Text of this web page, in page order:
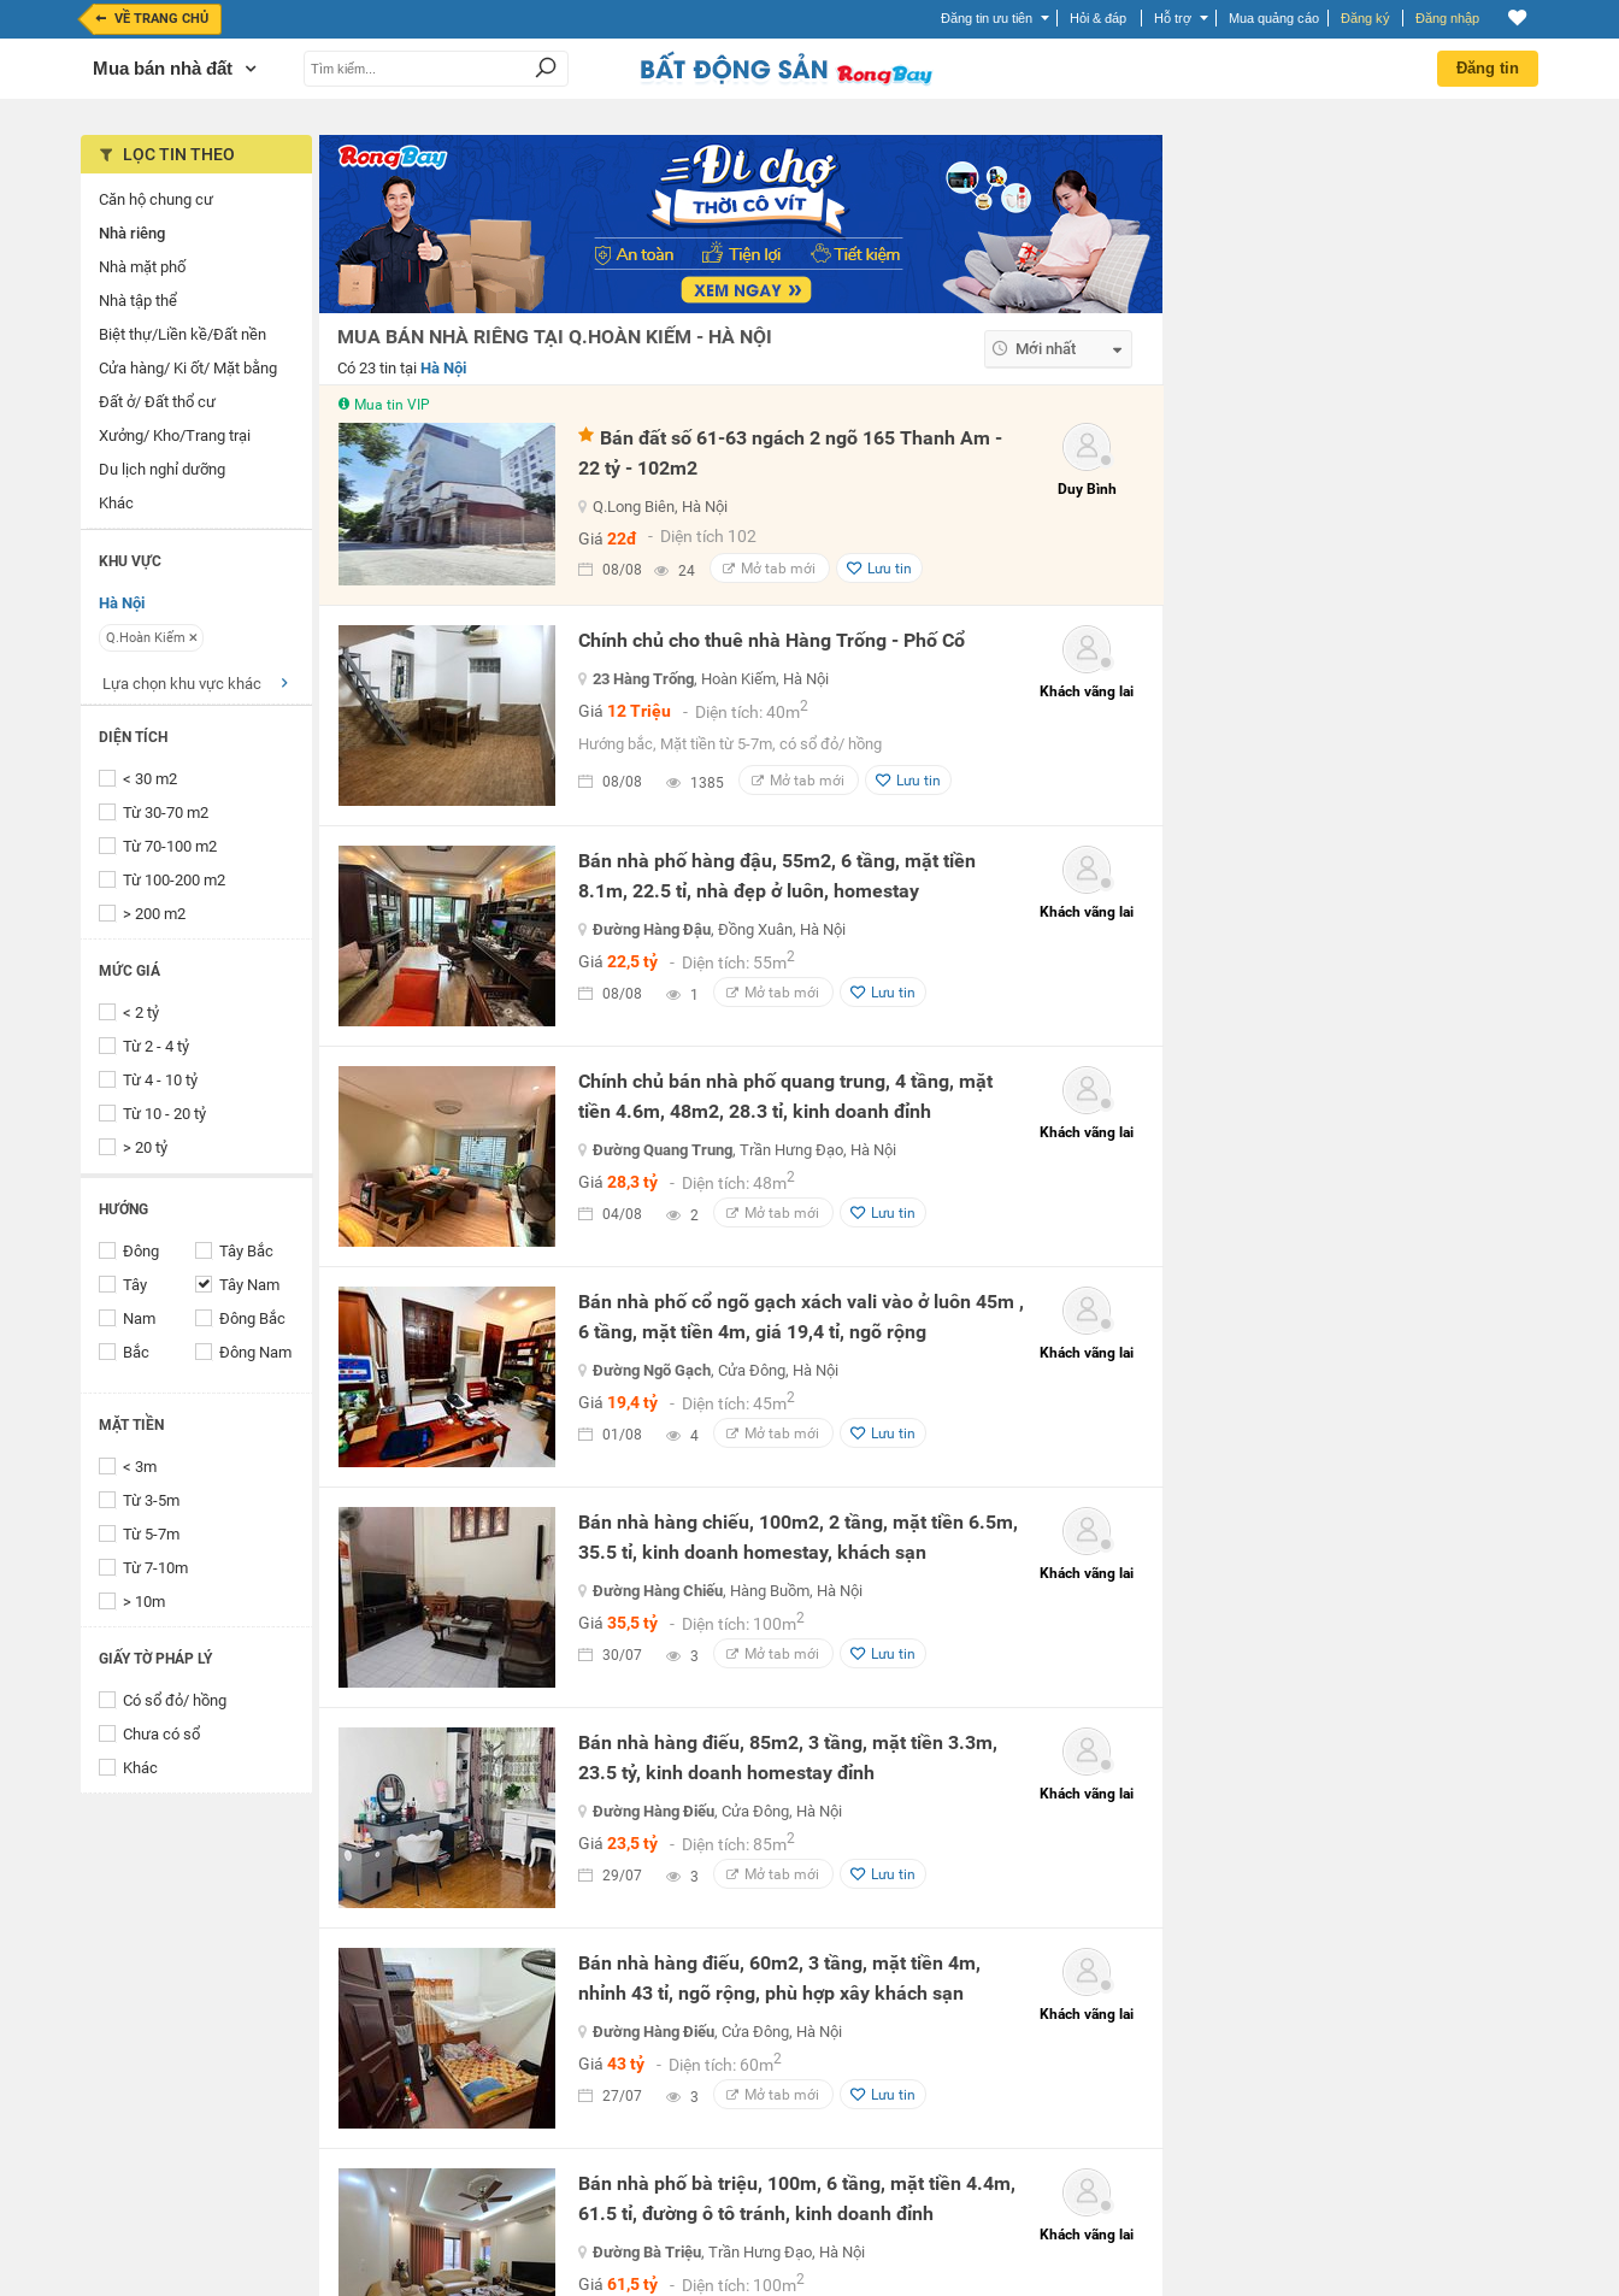
VỀ TRANG CHỦ Đăng tin ưu tiên Hỏi & đáp Hỗ trợ Mua quảng cáo Đăng ký Đăng nhập
Mua bán nhà đất Đăng tin
LỌC TIN THEO
Căn hộ chung cư
Nhà riêng
Nhà mặt phố
Nhà tập thể
Biệt thự/Liền kề/Đất nền
Cửa hàng/ Ki ốt/ Mặt bằng
Đất ở/ Đất thổ cư
Xưởng/ Kho/Trang trại
Du lịch nghỉ dưỡng
Khác
KHU VỰC
Hà Nội
Q.Hoàn Kiếm
Lựa chọn khu vực khác
DIỆN TÍCH
< 30 m2
Từ 30-70 m2
Từ 70-100 m2
Từ 100-200 m2
> 200 m2
MỨC GIÁ
< 2 tỷ
Từ 2 - 4 tỷ
Từ 4 - 10 tỷ
Từ 10 - 20 tỷ
> 20 tỷ
HƯỚNG
Đông
Tây Bắc
Tây
Tây Nam
Nam
Đông Bắc
Bắc
Đông Nam
MẶT TIỀN
< 3m
Từ 3-5m
Từ 5-7m
Từ 7-10m
> 10m
GIẤY TỜ PHÁP LÝ
Có sổ đỏ/ hồng
Chưa có sổ
Khác
MUA BÁN NHÀ RIÊNG TẠI Q.HOÀN KIẾM - HÀ NỘI
Có 23 tin tại Hà Nội
Mới nhất
Giá tăng dần
Giá giảm dần
Mua tin VIP
Bán đất số 61-63 ngách 2 ngõ 165 Thanh Am -
22 tỷ - 102m2
Q.Long Biên, Hà Nội
Giá 22đ - Diện tích 102
08/08 24 Mở tab mới Lưu tin
Duy Bình
Chính chủ cho thuê nhà Hàng Trống - Phố Cổ
23 Hàng Trống, Hoàn Kiếm, Hà Nội
Giá 12 Triệu - Diện tích: 40m2
Hướng bắc, Mặt tiền từ 5-7m, có sổ đỏ/ hồng
08/08 1385 Mở tab mới Lưu tin
Khách vãng lai
Bán nhà phố hàng đậu, 55m2, 6 tầng, mặt tiền
8.1m, 22.5 tỉ, nhà đẹp ở luôn, homestay
Đường Hàng Đậu, Đồng Xuân, Hà Nội
Giá 22,5 tỷ - Diện tích: 55m2
08/08 1 Mở tab mới Lưu tin
Khách vãng lai
Chính chủ bán nhà phố quang trung, 4 tầng, mặt
tiền 4.6m, 48m2, 28.3 tỉ, kinh doanh đỉnh
Đường Quang Trung, Trần Hưng Đạo, Hà Nội
Giá 28,3 tỷ - Diện tích: 48m2
04/08 2 Mở tab mới Lưu tin
Khách vãng lai
Bán nhà phố cổ ngõ gạch xách vali vào ở luôn 45m ,
6 tầng, mặt tiền 4m, giá 19,4 tỉ, ngõ rộng
Đường Ngõ Gạch, Cửa Đông, Hà Nội
Giá 19,4 tỷ - Diện tích: 45m2
01/08 4 Mở tab mới Lưu tin
Khách vãng lai
Bán nhà hàng chiếu, 100m2, 2 tầng, mặt tiền 6.5m,
35.5 tỉ, kinh doanh homestay, khách sạn
Đường Hàng Chiếu, Hàng Buồm, Hà Nội
Giá 35,5 tỷ - Diện tích: 100m2
30/07 3 Mở tab mới Lưu tin
Khách vãng lai
Bán nhà hàng điếu, 85m2, 3 tầng, mặt tiền 3.3m,
23.5 tỷ, kinh doanh homestay đỉnh
Đường Hàng Điếu, Cửa Đông, Hà Nội
Giá 23,5 tỷ - Diện tích: 85m2
29/07 3 Mở tab mới Lưu tin
Khách vãng lai
Bán nhà hàng điếu, 60m2, 3 tầng, mặt tiền 4m,
nhỉnh 43 tỉ, ngõ rộng, phù hợp xây khách sạn
Đường Hàng Điếu, Cửa Đông, Hà Nội
Giá 43 tỷ - Diện tích: 60m2
27/07 3 Mở tab mới Lưu tin
Khách vãng lai
Bán nhà phố bà triệu, 100m, 6 tầng, mặt tiền 4.4m,
61.5 tỉ, đường ô tô tránh, kinh doanh đỉnh
Đường Bà Triệu, Trần Hưng Đạo, Hà Nội
Giá 61,5 tỷ - Diện tích: 100m2
Khách vãng lai